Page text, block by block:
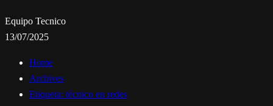
Equipo Tecnico
13/07/2025
Home
Archives
Etiqueta: técnico en redes